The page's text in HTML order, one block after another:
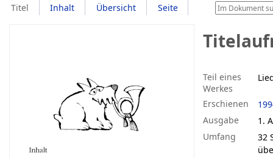
Titel Inhalt Übersicht Seite
Teil eines
Werkes
Erschienen
Ausgabe
1.
Umfang
32